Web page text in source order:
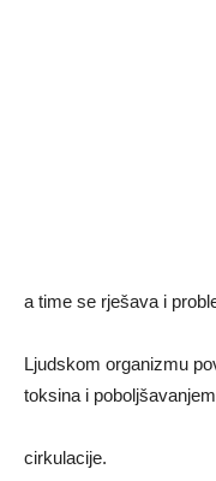
a time se rješava i
Ljudskom organizmu
toksina i poboljšavanjem
cirkulacije.